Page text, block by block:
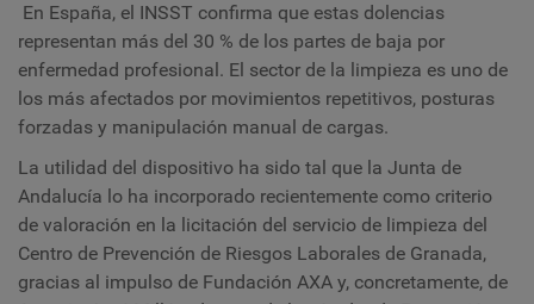
En España, el INSST confirma que estas dolencias
representan más del 30 % de los partes de baja por
enfermedad profesional. El sector de la limpieza es uno de
los más afectados por movimientos repetitivos, posturas
forzadas y manipulación manual de cargas.
La utilidad del dispositivo ha sido tal que la Junta de
Andalucía lo ha incorporado recientemente como criterio
de valoración en la licitación del servicio de limpieza del
Centro de Prevención de Riesgos Laborales de Granada,
gracias al impulso de Fundación AXA y, concretamente, de